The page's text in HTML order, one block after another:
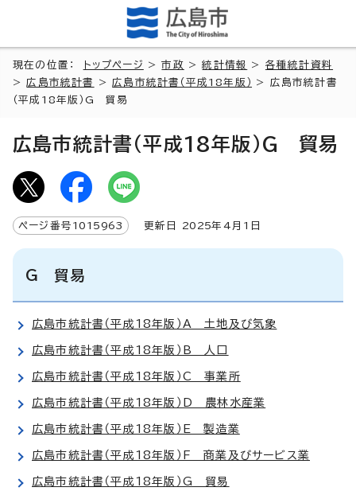
現在の位置： トップページ >市政 >統計情報 > 各種統計資料
>広島市統計書 >広島市統計書（平成18年版）
> 広島市統計書
（平成18年版）G 貿易
広島市統計書（平成18年版）G 貿易
ページ番号 1015963 更新日 2025年4月1日
G 貿易
広島市統計書（平成18年版）A 土地及び気象
広島市統計書（平成18年版）B 人口
広島市統計書（平成18年版）C 事業所
広島市統計書（平成18年版）D 農林水産業
広島市統計書（平成18年版）E 製造業
広島市統計書（平成18年版）F 商業及びサービス業
広島市統計書（平成18年版）G 貿易